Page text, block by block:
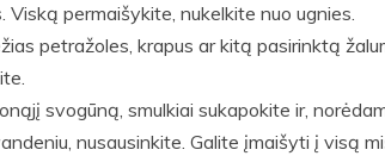
Viską permaišykite, nukelkite nuo ugnies.
petražoles, krapus ar kitą pasirinktą
svogūną, smulkiai sukapokite ir,
nusausinkite. Galite įmaišyti į visą